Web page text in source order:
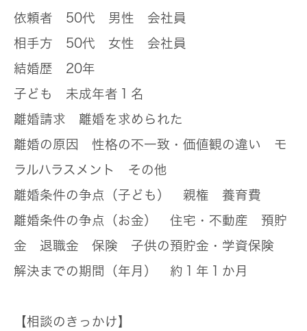
依頼者 50代 男性 会社員
相手方 50代 女性 会社員
結婚歴 20年
子ども 未成年者１名
離婚請求 離婚を求められた
離婚の原因 性格の不一致・価値観の違い モ
ラルハラスメント その他
離婚条件の争点（子ども） 親権 養育費
離婚条件の争点（お金） 住宅・不動産 預貯
金 退職金 保険 子供の預貯金・学資保険
解決までの期間（年月） 約１年１か月
【相談のきっかけ】